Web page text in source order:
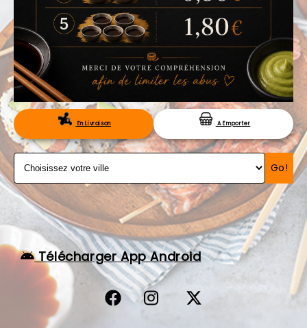
NOTRE RESTAURANT
VOS AVIS
MENTIONS LÉGALES
C.G.V
RÉSERVATIONEn Livraison A Emporter
Go!
Télécharger App Android